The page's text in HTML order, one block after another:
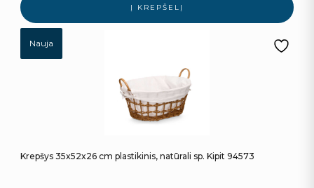
Į KREPŠELĮ
Nauja
Krepšys 35x52x26 cm plastikinis, natūrali sp. Kipit 94573